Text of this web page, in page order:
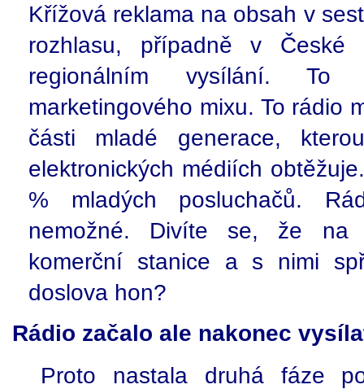
Křížová reklama na obsah v
rozhlasu, případně v
regionálním vysílání. To
marketingového mixu. To rádio
části mladé generace,
elektronických médiích
% mladých posluchačů.
nemožné. Divíte se, že na
komerční stanice a s nimi
doslova hon?
Rádio začalo ale nakonec
Proto nastala druhá fáze